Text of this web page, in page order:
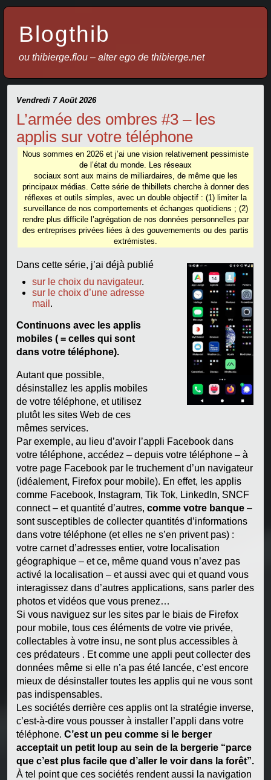
Blogthib
ou thibierge.flou – alter ego de thibierge.net
Vendredi 7 Août 2026
L’armée des ombres #3 – les
applis sur votre téléphone
Nous sommes en 2026 et j’ai une vision relativement pessimiste
de l’état du monde. Les réseaux
sociaux sont aux mains de milliardaires, de même que les
principaux médias. Cette série de thibillets cherche à donner des
réflexes et outils simples, avec un double objectif : (1) limiter la
surveillance de nos comportements et échanges quotidiens ; (2)
rendre plus difficile l’agrégation de nos données personnelles par
des entreprises privées liées à des gouvernements ou des partis
extrémistes.
Dans cette série, j’ai déjà publié
sur le choix du navigateur.
sur le choix d’une adresse
mail .
Continuons avec les applis
mobiles ( = celles qui sont
dans votre téléphone).
Autant que possible,
désinstallez les applis mobiles
de votre téléphone, et utilisez
plutôt les sites Web de ces
mêmes services.
Par exemple, au lieu d’avoir l’appli Facebook dans
votre téléphone, accédez – depuis votre téléphone – à
votre page Facebook par le truchement d’un navigateur
(idéalement, Firefox pour mobile). En effet, les applis
comme Facebook, Instagram, Tik Tok, LinkedIn, SNCF
connect – et quantité d’autres, comme votre banque–
sont susceptibles de collecter quantités d’informations
dans votre téléphone (et elles ne s’en privent pas) :
votre carnet d’adresses entier, votre localisation
géographique – et ce, même quand vous n’avez pas
activé la localisation – et aussi avec qui et quand vous
interagissez dans d’autres applications, sans parler des
photos et vidéos que vous prenez…
Si vous naviguez sur les sites par le biais de Firefox
pour mobile, tous ces éléments de votre vie privée,
collectables à votre insu, ne sont plus accessibles à
ces prédateurs . Et comme une appli peut collecter des
données même si elle n’a pas été lancée, c’est encore
mieux de désinstaller toutes les applis qui ne vous sont
pas indispensables.
Les sociétés derrière ces applis ont la stratégie inverse,
c’est-à-dire vous pousser à installer l’appli dans votre
téléphone. C’est un peu comme si le berger
acceptait un petit loup au sein de la bergerie “parce
que c’est plus facile que d’aller le voir dans la forêt”.
À tel point que ces sociétés rendent aussi la navigation